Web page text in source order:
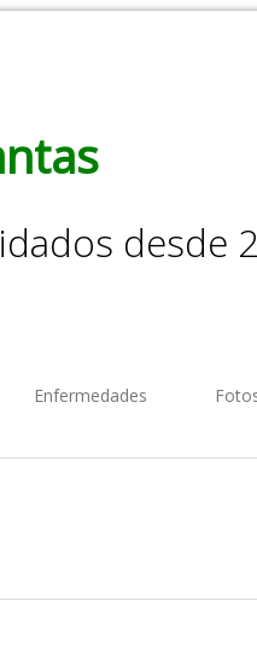
desde
Enfermedades